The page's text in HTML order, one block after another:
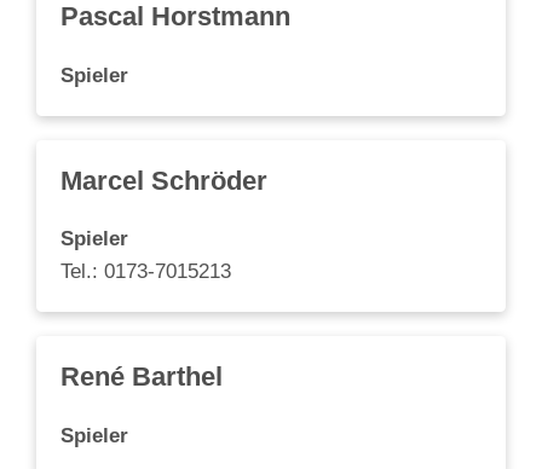
Pascal Horstmann
Spieler
Marcel Schröder
Spieler
Tel.: 0173-7015213
René Barthel
Spieler